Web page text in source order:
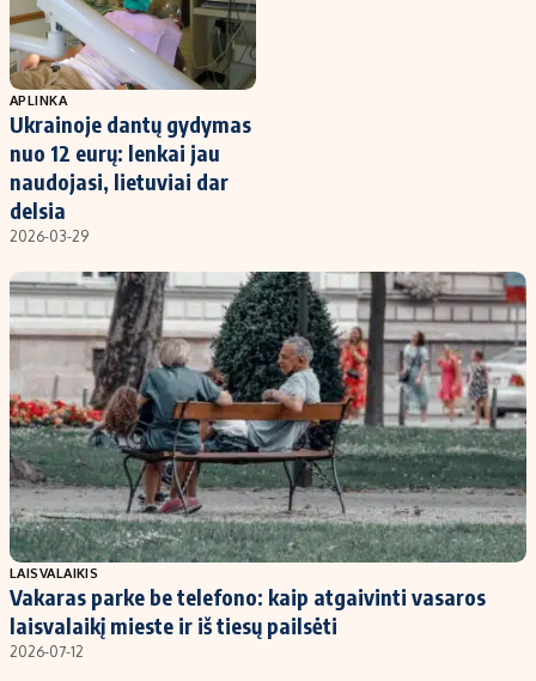
APLINKA
Ukrainoje dantų gydymas
nuo 12 eurų: lenkai jau
naudojasi, lietuviai dar
delsia
2026-03-29
LAISVALAIKIS
Vakaras parke be telefono: kaip atgaivinti vasaros
laisvalaikį mieste ir iš tiesų pailsėti
2026-07-12